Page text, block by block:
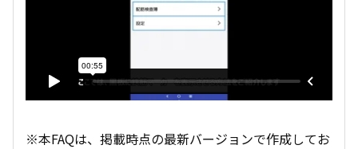
※本FAQは、掲載時点の最新バージョンで作成してお